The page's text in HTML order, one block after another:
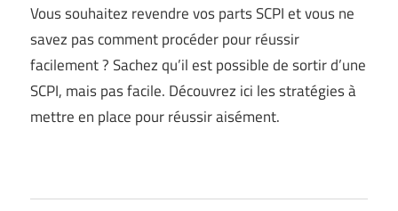
Vous souhaitez revendre vos parts SCPI et vous ne
savez pas comment procéder pour réussir
facilement ? Sachez qu’il est possible de sortir d’une
SCPI, mais pas facile. Découvrez ici les stratégies à
mettre en place pour réussir aisément.